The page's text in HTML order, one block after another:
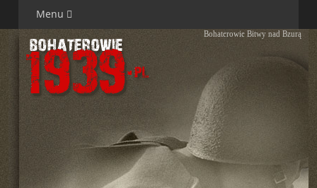
Menu
Bohaterowie Bitwy nad Bzurą